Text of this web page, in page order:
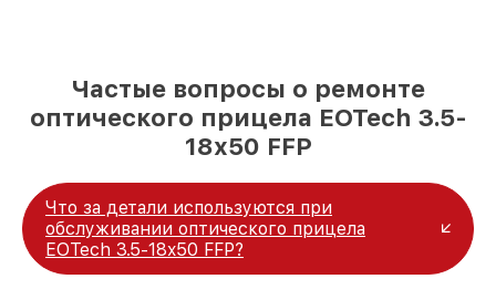
Частые вопросы о ремонте
оптического прицела EOTech 3.5-
18x50 FFP
Что за детали используются при
обслуживании оптического прицела
EOTech 3.5-18x50 FFP?